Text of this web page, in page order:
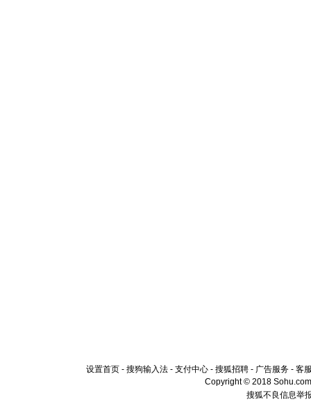
设置首页 - 搜狗输入法 - 支付中心 - 搜狐招聘 - 广告服务 - 客
Copyright © 2018
搜狐不良信息举